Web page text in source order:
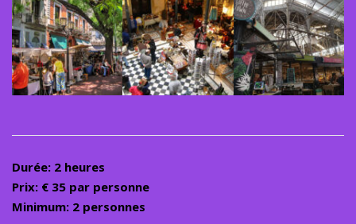
Durée: 2 heures
Prix: € 35 par personne
Minimum: 2 personnes